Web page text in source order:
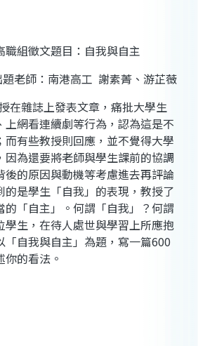
職組徵文題目：自我與自主
題老師：南港高工 謝素菁、游芷薇
在雜誌上發表文章，痛批大學生
上網看連續劇等行為，認為這是不
而有些教授則回應，並不覺得大學
因為還要將老師與學生課前的協調
後的原因與動機等考慮進去再評論
的是學生「自我」的表現，教授了
的「自主」。何謂「自我」？何謂
學生，在待人處世與學習上所應抱
「自我與自主」為題，寫一篇600
的看法。